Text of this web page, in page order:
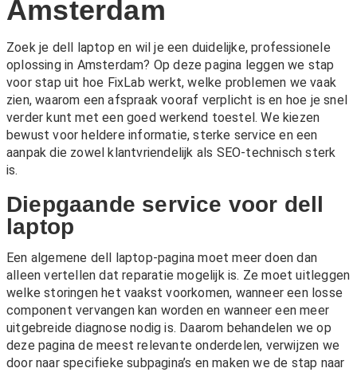
Amsterdam
Zoek je dell laptop en wil je een duidelijke, professionele
oplossing in Amsterdam? Op deze pagina leggen we stap
voor stap uit hoe FixLab werkt, welke problemen we vaak
zien, waarom een afspraak vooraf verplicht is en hoe je snel
verder kunt met een goed werkend toestel. We kiezen
bewust voor heldere informatie, sterke service en een
aanpak die zowel klantvriendelijk als SEO-technisch sterk
is.
Diepgaande service voor dell
laptop
Een algemene dell laptop-pagina moet meer doen dan
alleen vertellen dat reparatie mogelijk is. Ze moet uitleggen
welke storingen het vaakst voorkomen, wanneer een losse
component vervangen kan worden en wanneer een meer
uitgebreide diagnose nodig is. Daarom behandelen we op
deze pagina de meest relevante onderdelen, verwijzen we
door naar specifieke subpagina’s en maken we de stap naar